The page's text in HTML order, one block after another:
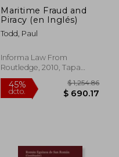
Maritime Fraud and
Piracy (en Inglés)
Todd, Paul
Informa Law From
Routledge, 2010, Tapa
Dura, Nuevo